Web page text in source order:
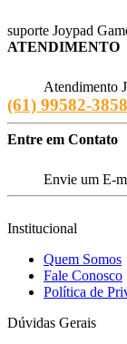
suporte Joypad
ATENDIMENTO
Atendimento
(61) 99582-3858
Entre em Contato
Envie um E-
Institucional
Quem Somos
Fale Conosco
Política de
Dúvidas Gerais